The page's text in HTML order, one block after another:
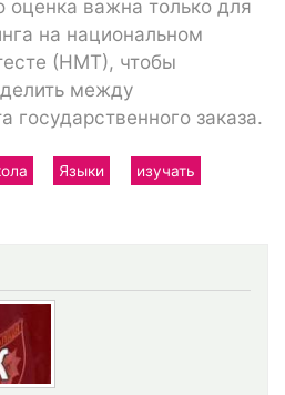
оценка важна только для
на национальном
(НМТ), чтобы
между
заказа.
Языки
изучать